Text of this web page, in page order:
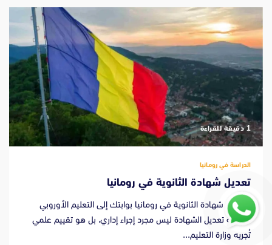
‫1 دقيقة للقراءة
الدراسة في رومانيا
تعديل شهادة الثانوية في رومانيا
تعديل شهادة الثانوية في رومانيا بوابتك إلى التعليم الأوروبي
مقدمة تعديل الشهادة ليس مجرد إجراء إداري، بل هو تقييم علمي
تُجريه وزارة التعليم...